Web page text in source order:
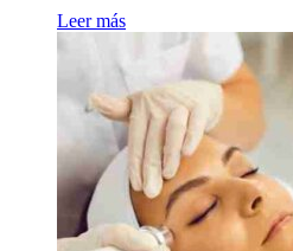
Leer más